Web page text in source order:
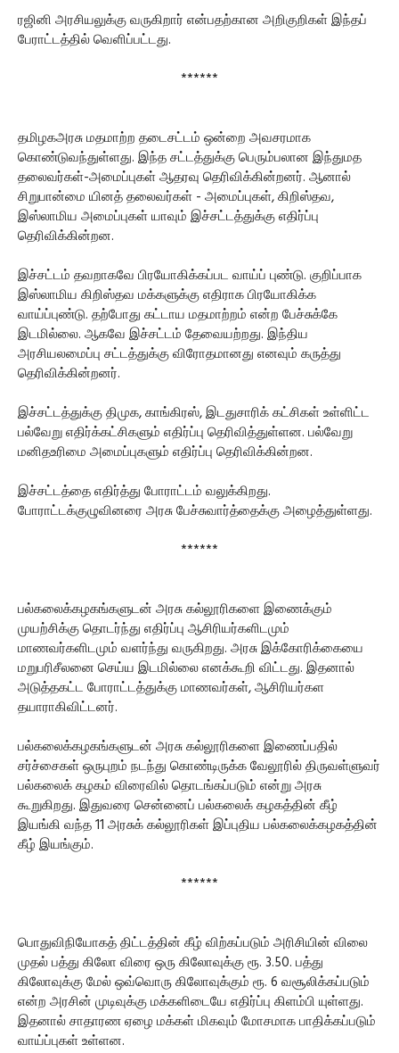
ரஜினி அரசியலுக்கு வருகிறார் என்பதற்கான அறிகுறிகள் இந்தப்
பேராட்டத்தில் வெளிப்பட்டது.
******
தமிழகஅரசு மதமாற்ற தடைசட்டம் ஒன்றை அவசரமாக
கொண்டுவந்துள்ளது. இந்த சட்டத்துக்கு பெரும்பலான இந்துமத
தலைவர்கள்-அமைப்புகள் ஆதரவு தெரிவிக்கின்றனர். ஆனால்
சிறுபான்மை யினத் தலைவர்கள் - அமைப்புகள், கிறிஸ்தவ,
இஸ்லாமிய அமைப்புகள் யாவும் இச்சட்டத்துக்கு எதிர்ப்பு
தெரிவிக்கின்றன.
இச்சட்டம் தவறாகவே பிரயோகிக்கப்பட வாய்ப் புண்டு. குறிப்பாக
இஸ்லாமிய கிறிஸ்தவ மக்களுக்கு எதிராக பிரயோகிக்க
வாய்ப்புண்டு. தற்போது கட்டாய மதமாற்றம் என்ற பேச்சுக்கே
இடமில்லை. ஆகவே இச்சட்டம் தேவையற்றது. இந்திய
அரசியலமைப்பு சட்டத்துக்கு விரோதமானது எனவும் கருத்து
தெரிவிக்கின்றனர்.
இச்சட்டத்துக்கு திமுக, காங்கிரஸ், இடதுசாரிக் கட்சிகள் உள்ளிட்ட
பல்வேறு எதிர்க்கட்சிகளும் எதிர்ப்பு தெரிவித்துள்ளன. பல்வேறு
மனிதஉரிமை அமைப்புகளும் எதிர்ப்பு தெரிவிக்கின்றன.
இச்சட்டத்தை எதிர்த்து போராட்டம் வலுக்கிறது.
போராட்டக்குழுவினரை அரசு பேச்சுவார்த்தைக்கு அழைத்துள்ளது.
******
பல்கலைக்கழகங்களுடன் அரசு கல்லூரிகளை இணைக்கும்
முயற்சிக்கு தொடர்ந்து எதிர்ப்பு ஆசிரியர்களிடமும்
மாணவர்களிடமும் வளர்ந்து வருகிறது. அரசு இக்கோரிக்கையை
மறுபரிசீலனை செய்ய இடமில்லை எனக்கூறி விட்டது. இதனால்
அடுத்தகட்ட போராட்டத்துக்கு மாணவர்கள், ஆசிரியர்கள
தயாராகிவிட்டனர்.
பல்கலைக்கழகங்களுடன் அரசு கல்லூரிகளை இணைப்பதில்
சர்ச்சைகள் ஒருபுறம் நடந்து கொண்டிருக்க வேலூரில் திருவள்ளுவர்
பல்கலைக் கழகம் விரைவில் தொடங்கப்படும் என்று அரசு
கூறுகிறது. இதுவரை சென்னைப் பல்கலைக் கழகத்தின் கீழ்
இயங்கி வந்த 11 அரசுக் கல்லூரிகள் இப்புதிய பல்கலைக்கழகத்தின்
கீழ் இயங்கும்.
******
பொதுவிநியோகத் திட்டத்தின் கீழ் விற்கப்படும் அரிசியின் விலை
முதல் பத்து கிலோ விரை ஒரு கிலோவுக்கு ரூ. 3.50. பத்து
கிலோவுக்கு மேல் ஒவ்வொரு கிலோவுக்கும் ரூ. 6 வசூலிக்கப்படும்
என்ற அரசின் முடிவுக்கு மக்களிடையே எதிர்ப்பு கிளம்பி யுள்ளது.
இதனால் சாதாரண ஏழை மக்கள் மிகவும் மோசமாக பாதிக்கப்படும்
வாய்ப்புகள் உள்ளன.